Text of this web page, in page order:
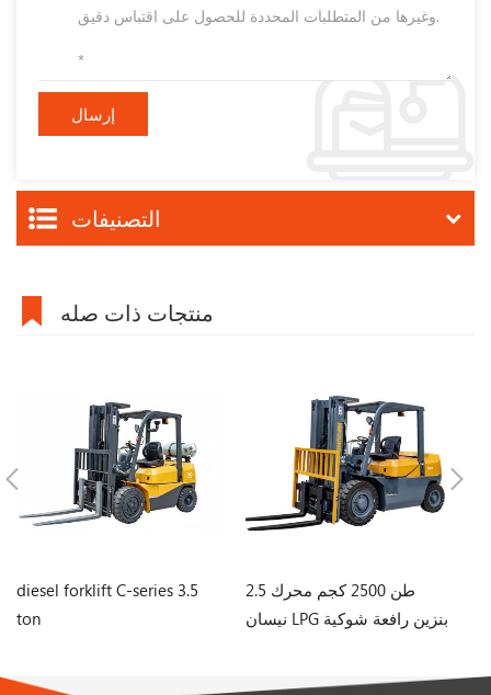
التصنيفات
منتجات ذات صله
diesel forklift C-series 3.5
ton
2.5 طن 2500 كجم محرك
نيسان LPG بنزين رافعة شوكية